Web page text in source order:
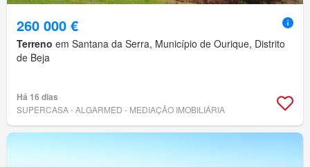
260 000 €
Terreno em Santana da Serra, Município de Ourique, Distrito
de Beja
Há 16 dias
SUPERCASA - ALGARMED - MEDIAÇÃO IMOBILIÁRIA